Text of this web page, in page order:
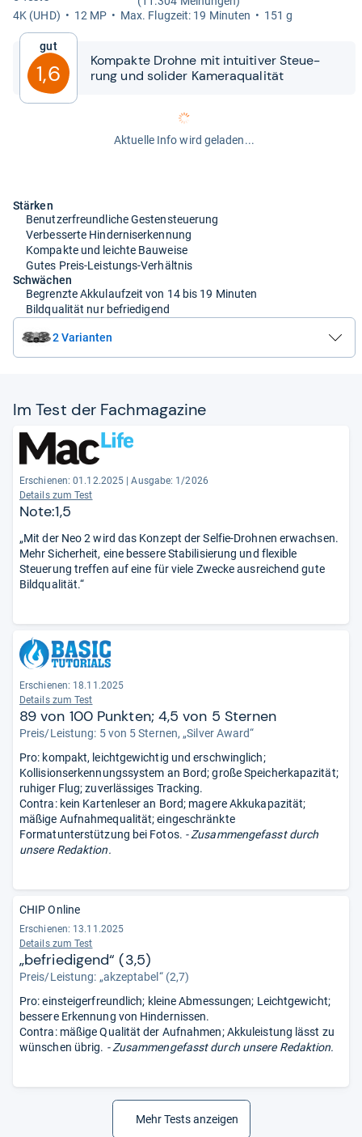
4K (UHD)
12 MP Max. Flug­zeit: 19 Minu­ten 151 g
Gut
1,6
Kom­pakte Drohne mit intui­ti­ver Steue­
rung und soli­der Kame­raqua­li­tät
Aktuelle Info wird geladen...
Stärken
Benutzerfreundliche Gestensteuerung
Verbesserte Hinderniserkennung
Kompakte und leichte Bauweise
Gutes Preis-Leistungs-Verhältnis
Schwächen
Begrenzte Akkulaufzeit von 14 bis 19 Minuten
Bildqualität nur befriedigend
2 Varianten
Im Test der Fach­ma­ga­zine
Erschienen: 01.12.2025
Ausgabe: 1/2026
Details zum Test
Note:1,5
„Mit der Neo 2 wird das Konzept der Selfie-Drohnen erwachsen.
Mehr Sicherheit, eine bessere Stabilisierung und flexible
Steuerung treffen auf eine für viele Zwecke ausreichend gute
Bildqualität.“
Erschienen: 18.11.2025
Details zum Test
89 von 100 Punkten; 4,5 von 5 Sternen
Preis/Leistung: 5 von 5 Sternen, „Silver Award“
Pro: kompakt, leichtgewichtig und erschwinglich;
Kollisionserkennungssystem an Bord; große Speicherkapazität;
ruhiger Flug; zuverlässiges Tracking.
Contra: kein Kartenleser an Bord; magere Akkukapazität;
mäßige Aufnahmequalität; eingeschränkte
Formatunterstützung bei Fotos. - Zusammengefasst durch
unsere Redaktion.
CHIP Online
Erschienen: 13.11.2025
Details zum Test
„befriedigend“ (3,5)
Preis/Leistung: „akzeptabel“ (2,7)
Pro: einsteigerfreundlich; kleine Abmessungen; Leichtgewicht;
bessere Erkennung von Hindernissen.
Contra: mäßige Qualität der Aufnahmen; Akkuleistung lässt zu
wünschen übrig. - Zusammengefasst durch unsere Redaktion.
Mehr Tests anzeigen